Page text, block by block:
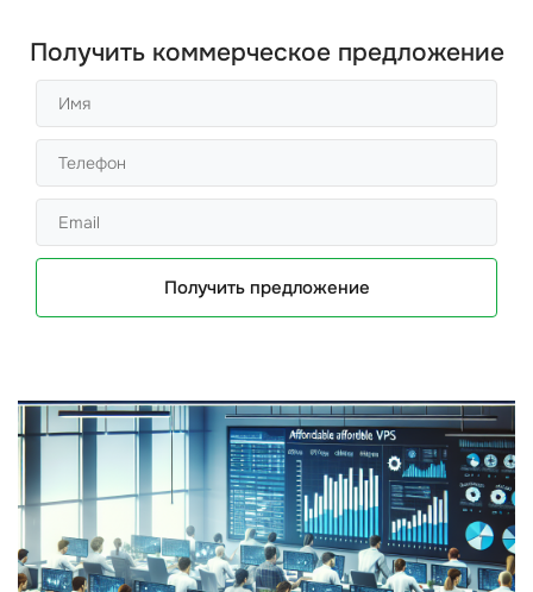
Получить коммерческое предложение
Получить предложение